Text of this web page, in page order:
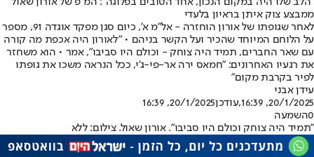
ממבצע צוק איתן בראיון בלעדי
לאחר שגופתו של אורון הוחזרה - אל"מ א', כיום סגן מפקד אוגדה 91, מספר
על הלוחם המיוחד שהכיר ועל הקשר בניהם • "לאורון היה אכפת מה קורה
עם שאר החברים, תמיד היה צוחק - וכולם היו סביבו", אמר • הוא משחזר
את רגעיו האחרונים: "חמאס ירה אר-פי-ג'י, ככל הנראה משכו את גופתו
לפיר בקרבת מקום"
עידן אבני
20/1/2025, 16:39
,עודכן20/1/2025, 16:39
0השמעה
"תמיד היה צוחק וכולם היו סביבו". אורון שאול. צילום: ללא